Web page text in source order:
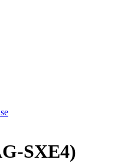
SXE4)